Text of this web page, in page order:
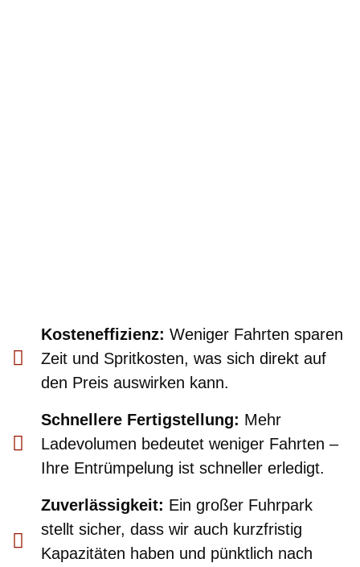
Kosteneffizienz: Weniger Fahrten sparen
Zeit und Spritkosten, was sich direkt auf
den Preis auswirken kann.
Schnellere Fertigstellung: Mehr
Ladevolumen bedeutet weniger Fahrten –
Ihre Entrümpelung ist schneller erledigt.
Zuverlässigkeit: Ein großer Fuhrpark
stellt sicher, dass wir auch kurzfristig
Kapazitäten haben und pünktlich nach